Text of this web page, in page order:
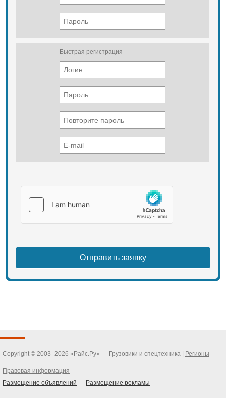
Быстрая регистрация
Copyright © 2003–2026 «Райс.Ру» — Грузовики и спецтехника | Регионы
Правовая информация
Размещение объявлений
Размещение рекламы